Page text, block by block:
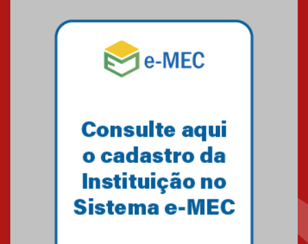
04.08.2026
Mackenzie recepciona os
calouros do segundo semestre
Como o Colégio Mackenzie
Brasília prepara seus
estudantes para o PAS antes
mesmo do Ensino Médio